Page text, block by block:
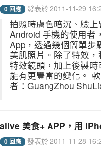
0 回應 發表於 2011-11-29
拍照時膚色暗沉、臉
Android 手機的使用者
App，透過幾個簡單步
美肌照片。除了特效
特效鏡頭，加上後製
能有更豐富的變化。
者：GuangZhou
alive 美食+ APP，用
0 回應 發表於 2011-11-28